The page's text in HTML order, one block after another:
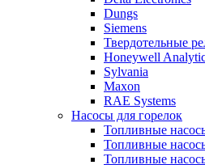
Dungs
Siemens
Твердотельные
Honeywell
Sylvania
Maxon
RAE Systems
Насосы для горелок
Топливные
Топливные
Топливные